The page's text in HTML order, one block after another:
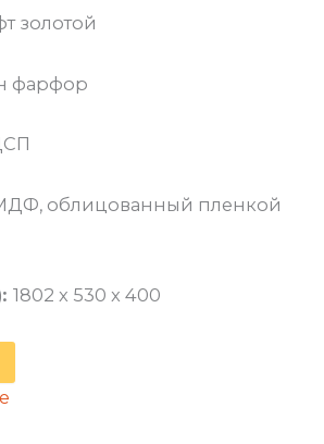
золотой
фарфор
облицованный пленкой
1802 x 530 x 400